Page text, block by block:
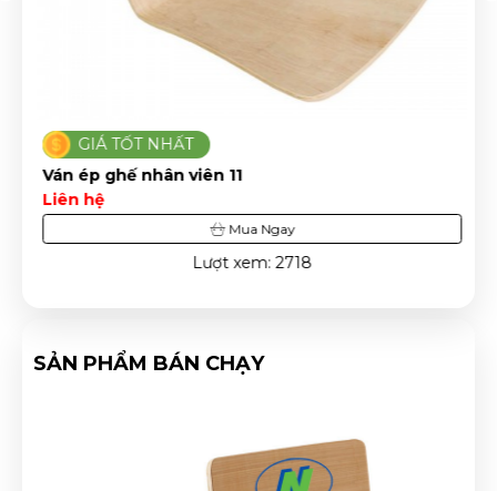
GIÁ TỐT NHẤT
Ván ép ghế nhân viên 11
Liên hệ
Mua Ngay
Lượt xem: 2718
SẢN PHẨM BÁN CHẠY